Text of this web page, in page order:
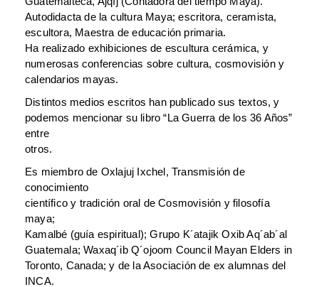
Autodidacta de la cultura Maya; escritora, ceramista,
escultora, Maestra de educación primaria.
Ha realizado exhibiciones de escultura cerámica, y
numerosas conferencias sobre cultura, cosmovisión y
calendarios mayas.
Distintos medios escritos han publicado sus textos, y
podemos mencionar su libro “La Guerra de los 36 Años”
entre
otros.
Es miembro de Oxlajuj Ixchel, Transmisión de
conocimiento
científico y tradición oral de Cosmovisión y filosofía
maya;
Kamalbé (guía espiritual); Grupo K´atajik Oxib Aq´ab´al
Guatemala; Waxaq´ib Q´ojoom Council Mayan Elders in
Toronto, Canada; y de la Asociación de ex alumnas del
INCA.